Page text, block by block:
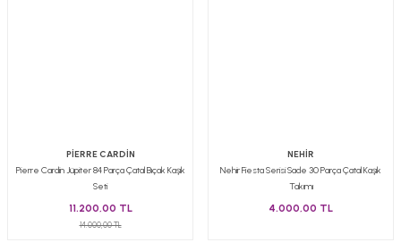
PİERRE CARDİN
Pierre Cardin Jüpiter 84 Parça Çatal Bıçak Kaşık
Seti
11.200,00 TL
14.000,00 TL
NEHİR
Nehir Fiesta Serisi Sade 30 Parça Çatal Kaşık
Takımı
4.000,00 TL